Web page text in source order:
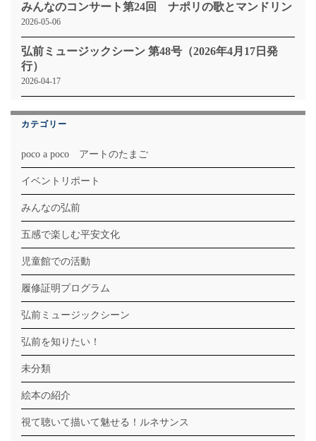
みんなのコンサート第24回 ナポリの歌とマンドリン
2026-05-06
弘前ミュージックシーン 第48号（2026年4月17日発
行）
2026-04-17
カテゴリー
poco a poco アートのたまご
イベントリポート
みんなの弘前
五感で楽しむ平安文化
児童館での活動
履修証明プログラム
弘前ミュージックシーン
弘前を知りたい！
未分類
絵本の紹介
視て聴いて描いて魅せる！ルネサンス